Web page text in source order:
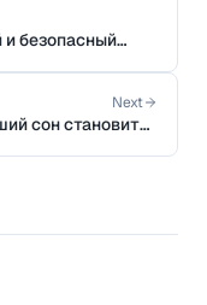
безопасный
Next
сон становится